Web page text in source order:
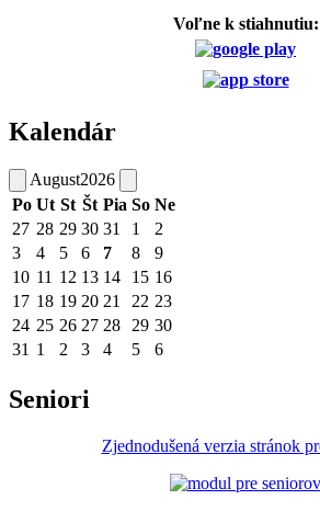
Voľne k stiahnutiu:
Kalendár
August2026
Po Ut St Št Pia So Ne
27 28 29 30 31 1
2
3
4 5 6 7 8
9
10 11 12 13 14 15 16
17 18 19 20 21 22 23
24 25 26 27 28 29 30
31 1 2 3 4 5 6
Seniori
Zjednodušená verzia stránok